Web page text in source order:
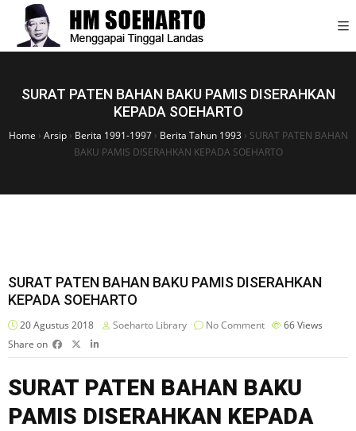
SURAT PATEN BAHAN BAKU PAMIS DISERAHKAN
KEPADA SOEHARTO
Home › Arsip› Berita 1991-1997› Berita Tahun 1993› SURAT PATEN BAHAN
BAKU PAMIS DISERAHKAN KEPADA SOEHARTO
SURAT PATEN BAHAN BAKU PAMIS DISERAHKAN
KEPADA SOEHARTO
20 Agustus 2018 Soeharto Library No Comment 66Views
Share on
SURAT PATEN BAHAN BAKU
PAMIS DISERAHKAN KEPADA